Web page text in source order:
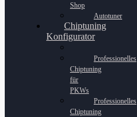
Shop
Autotuner
Chiptuning
Konfigurator
Professionelles
Chiptuning
für
PKWs
Professionelles
Chiptuning